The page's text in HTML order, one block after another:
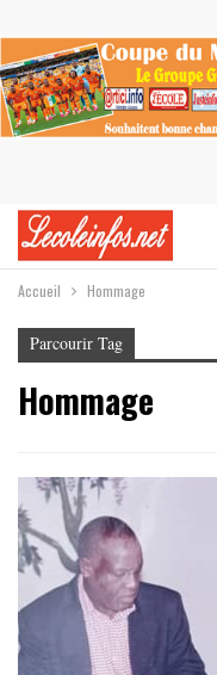
Accueil Hommage
Parcourir Tag
Hommage